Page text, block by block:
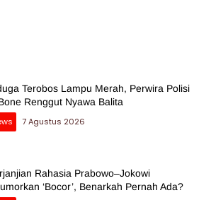
Terobos Lampu Merah, Perwira Polisi
Renggut Nyawa Balita
7 Agustus 2026
Rahasia Prabowo–Jokowi
‘Bocor’, Benarkah Pernah Ada?